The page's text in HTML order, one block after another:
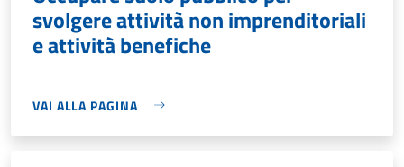
svolgere attività non imprenditoriali
e attività benefiche
VAI ALLA PAGINA